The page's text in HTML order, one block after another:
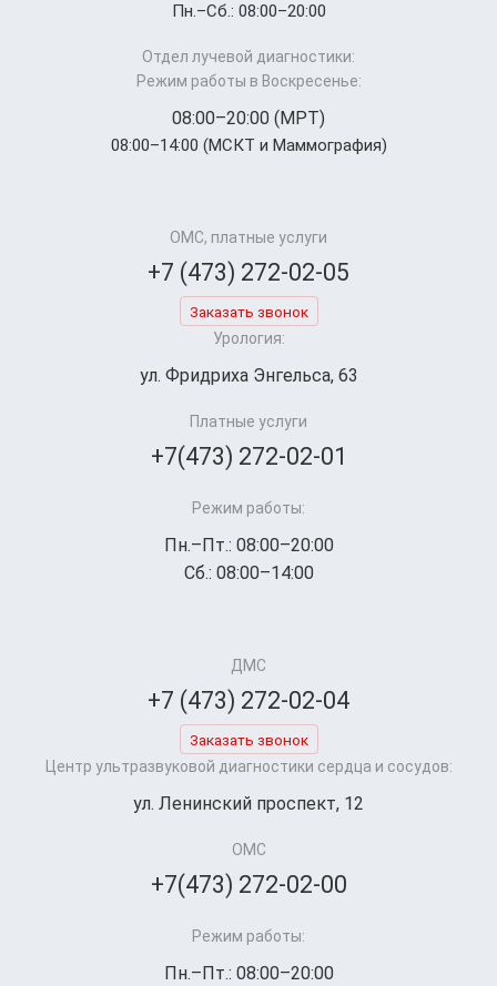
Пн.–Cб.: 08:00–20:00
Отдел лучевой диагностики:
Режим работы в Воскресенье:
08:00–20:00 (МРТ)
08:00–14:00 (МСКТ и Маммография)
ОМС, платные услуги
+7 (473) 272-02-05
Заказать звонок
Урология:
ул. Фридриха Энгельса, 63
Платные услуги
+7(473) 272-02-01
Режим работы:
Пн.–Пт.: 08:00–20:00
Сб.: 08:00–14:00
ДМС
+7 (473) 272-02-04
Заказать звонок
Центр ультразвуковой диагностики сердца и сосудов:
ул. Ленинский проспект, 12
ОМС
+7(473) 272-02-00
Режим работы:
Пн.–Пт.: 08:00–20:00